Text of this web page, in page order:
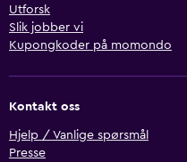
Utforsk
Slik jobber vi
Kupongkoder på momondo
Kontakt oss
Hjelp / Vanlige spørsmål
Presse